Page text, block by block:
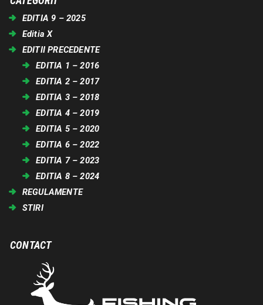
EDITIA 9 – 2025
Editia X
EDITII PRECEDENTE
EDITIA 1 – 2016
EDITIA 2 – 2017
EDITIA 3 – 2018
EDITIA 4 – 2019
EDITIA 5 – 2020
EDITIA 6 – 2022
EDITIA 7 – 2023
EDITIA 8 – 2024
REGULAMENTE
STIRI
CONTACT